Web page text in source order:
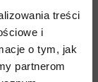
treści
i
o tym, jak
partnerom